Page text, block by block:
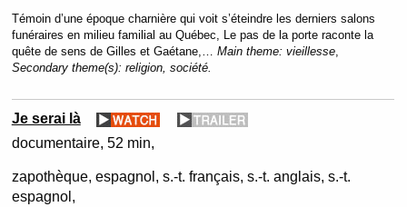
Témoin d’une époque charnière qui voit s’éteindre les derniers salons
funéraires en milieu familial au Québec, Le pas de la porte raconte la
quête de sens de Gilles et Gaétane,… Main theme: vieillesse,
Secondary theme(s): religion, société.
Je serai là
documentaire 52 min
zapothèque, espagnol, s.-t. français, s.-t. anglais, s.-t.
espagnol